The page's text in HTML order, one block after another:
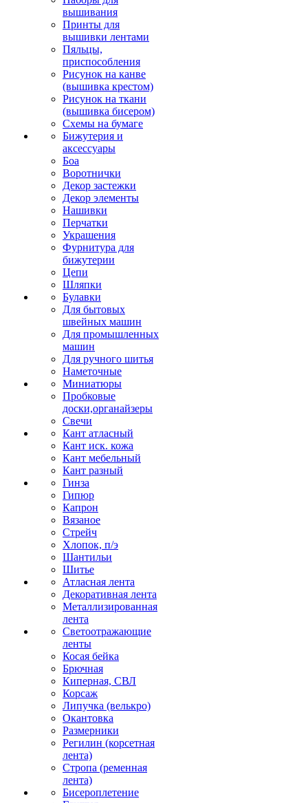
вышивания
Принты для
вышивки лентами
Пяльцы,
приспособления
Рисунок на канве
(вышивка крестом)
Рисунок на ткани
(вышивка бисером)
Схемы на бумаге
Бижутерия и
аксессуары
Боа
Воротнички
Декор застежки
Декор элементы
Нашивки
Перчатки
Украшения
Фурнитура для
бижутерии
Цепи
Шляпки
Булавки
Для бытовых
швейных машин
Для промышленных
машин
Для ручного шитья
Наметочные
Миниатюры
Пробковые
доски,органайзеры
Свечи
Кант атласный
Кант иск. кожа
Кант мебельный
Кант разный
Гинза
Гипюр
Капрон
Вязаное
Стрейч
Хлопок, п/э
Шантильи
Шитье
Атласная лента
Декоративная лента
Металлизированная
лента
Светоотражающие
ленты
Косая бейка
Брючная
Киперная, СВЛ
Корсаж
Липучка (велькро)
Окантовка
Размерники
Регилин (корсетная
лента)
Стропа (ременная
лента)
Бисероплетение